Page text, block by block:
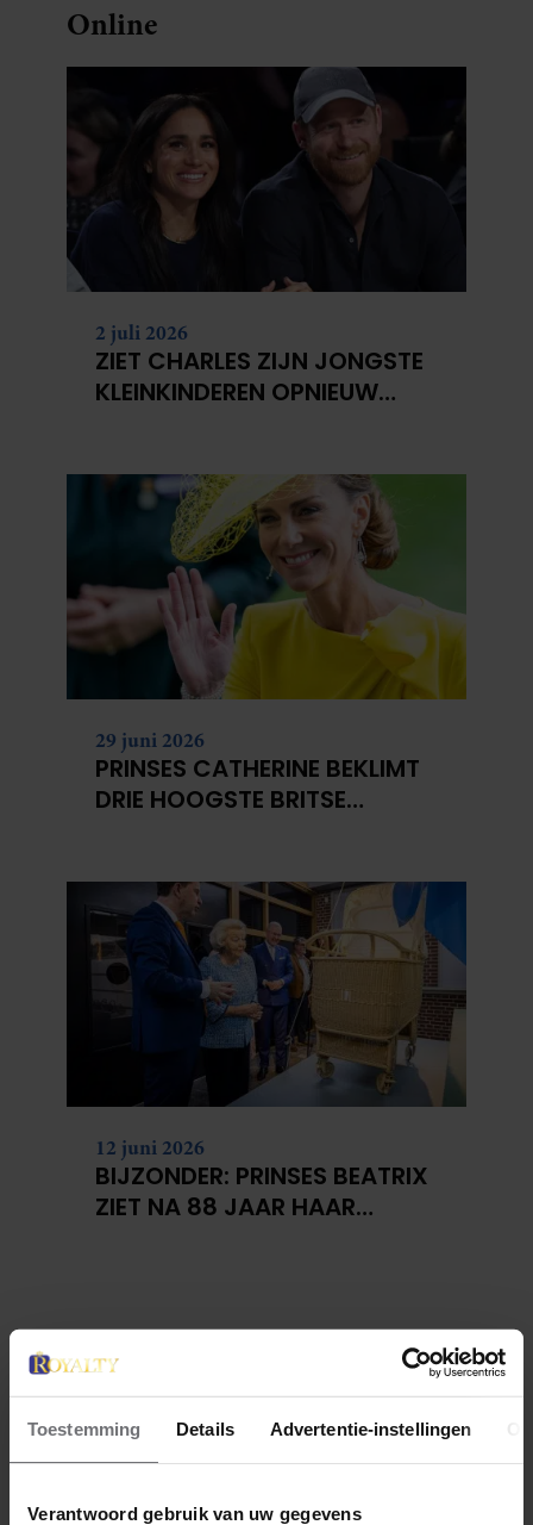
Toestemming Details Advertentie-instellingen
Verantwoord gebruik van uw gegevens
Online
2 juli 2026
ZIET CHARLES ZIJN JONGSTE
KLEINKINDEREN OPNIEUW
29 juni 2026
PRINSES CATHERINE BEKLIMT
DRIE HOOGSTE BRITSE
12 juni 2026
BIJZONDER: PRINSES BEATRIX
ZIET NA 88 JAAR HAAR